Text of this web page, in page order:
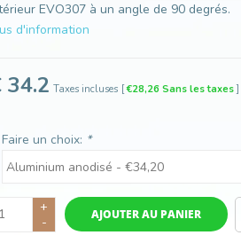
EVO307 à un angle de 90 degrés.
d'information
34.2 Taxes incluses [€28,26 Sans les taxes]
Faire un choix: *
+
-
AJOUTER AU PANIER